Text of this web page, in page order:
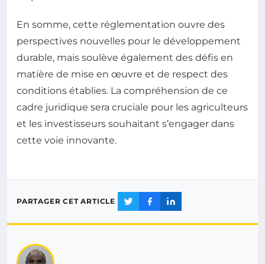
En somme, cette réglementation ouvre des
perspectives nouvelles pour le développement
durable, mais soulève également des défis en
matière de mise en œuvre et de respect des
conditions établies. La compréhension de ce
cadre juridique sera cruciale pour les agriculteurs
et les investisseurs souhaitant s’engager dans
cette voie innovante.
PARTAGER CET ARTICLE